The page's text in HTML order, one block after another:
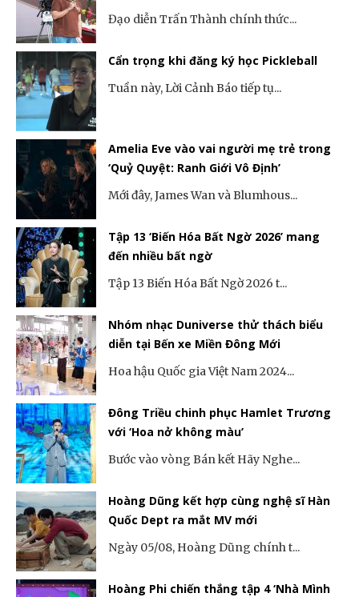
Đạo diễn Trấn Thành chính thức...
Cẩn trọng khi đăng ký học Pickleball
Tuần này, Lời Cảnh Báo tiếp tụ...
Amelia Eve vào vai người mẹ trẻ trong
‘Quỷ Quyệt: Ranh Giới Vô Định’
Mới đây, James Wan và Blumhous...
Tập 13 ‘Biến Hóa Bất Ngờ 2026’ mang
đến nhiều bất ngờ
Tập 13 Biến Hóa Bất Ngờ 2026 t...
Nhóm nhạc Duniverse thử thách biểu
diễn tại Bến xe Miền Đông Mới
Hoa hậu Quốc gia Việt Nam 2024...
Đông Triều chinh phục Hamlet Trương
với ‘Hoa nở không màu’
Bước vào vòng Bán kết Hãy Nghe...
Hoàng Dũng kết hợp cùng nghệ sĩ Hàn
Quốc Dept ra mắt MV mới
Ngày 05/08, Hoàng Dũng chính t...
Hoàng Phi chiến thắng tập 4 ‘Nhà Mình